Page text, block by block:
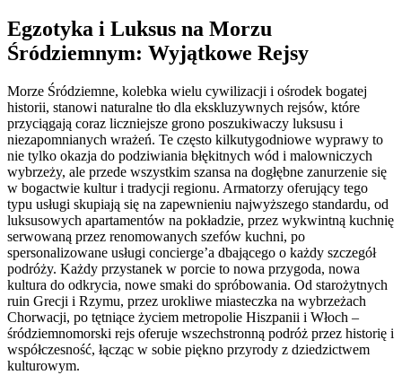
Egzotyka i Luksus na Morzu
Śródziemnym: Wyjątkowe Rejsy
Morze Śródziemne, kolebka wielu cywilizacji i ośrodek bogatej
historii, stanowi naturalne tło dla ekskluzywnych rejsów, które
przyciągają coraz liczniejsze grono poszukiwaczy luksusu i
niezapomnianych wrażeń. Te często kilkutygodniowe wyprawy to
nie tylko okazja do podziwiania błękitnych wód i malowniczych
wybrzeży, ale przede wszystkim szansa na dogłębne zanurzenie się
w bogactwie kultur i tradycji regionu. Armatorzy oferujący tego
typu usługi skupiają się na zapewnieniu najwyższego standardu, od
luksusowych apartamentów na pokładzie, przez wykwintną kuchnię
serwowaną przez renomowanych szefów kuchni, po
spersonalizowane usługi concierge’a dbającego o każdy szczegół
podróży. Każdy przystanek w porcie to nowa przygoda, nowa
kultura do odkrycia, nowe smaki do spróbowania. Od starożytnych
ruin Grecji i Rzymu, przez urokliwe miasteczka na wybrzeżach
Chorwacji, po tętniące życiem metropolie Hiszpanii i Włoch –
śródziemnomorski rejs oferuje wszechstronną podróż przez historię i
współczesność, łącząc w sobie piękno przyrody z dziedzictwem
kulturowym.